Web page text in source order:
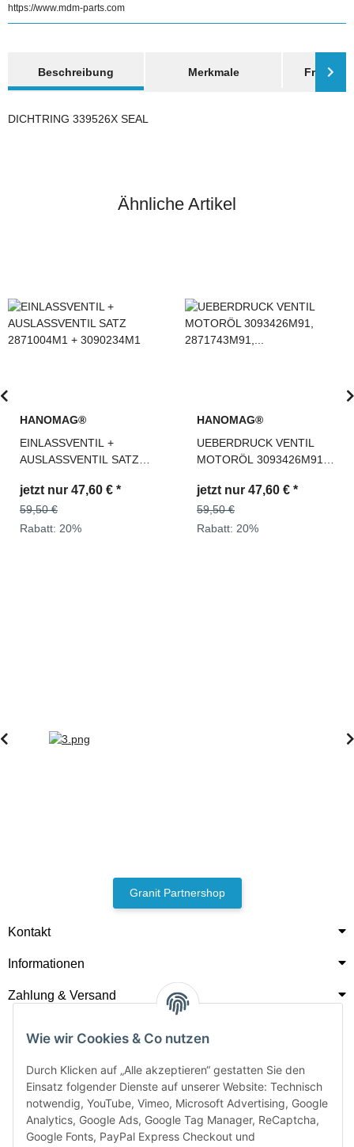
Wie wir Cookies & Co nutzen
Durch Klicken auf „Alle akzeptieren“ gestatten Sie den
Einsatz folgender Dienste auf unserer Website: Technisch
notwendig, YouTube, Vimeo, Microsoft Advertising, Google
Analytics, Google Ads, Google Tag Manager, ReCaptcha,
Google Fonts, PayPal Express Checkout und
https://www.mdm-parts.com
Beschreibung
Merkmale Frage
DICHTRING 339526X SEAL
Ähnliche Artikel
HANOMAG®
UEBERDRUCK VENTIL
MOTORÖL 3093426M91,
jetzt nur
HANOMAG®
Einspritzpumpe
Tausch passend
Nr: 2992672M91,
jetzt nur
Granit Partnershop
Kontakt
Informationen
Zahlung & Versand